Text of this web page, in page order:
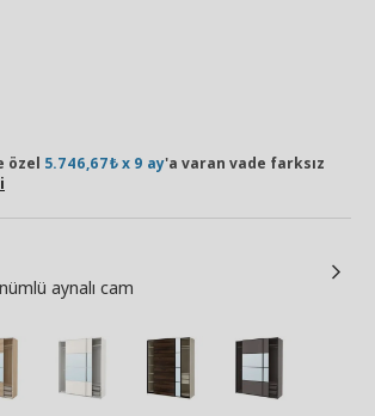
özel 5.746,67₺ x 9 ay'a varan vade farksız
aynalı cam